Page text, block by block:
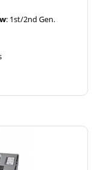
: 1st/2nd Gen.